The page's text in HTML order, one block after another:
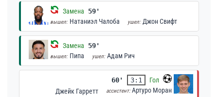
Замена 59'
вышел: Натаниэл Чалоба ушел: Джон Свифт
Замена 59'
вышел: Пипа ушел: Адам Рич
60' 3:1
Гол
Джейк Гарретт
ассистент:Артуро Моран